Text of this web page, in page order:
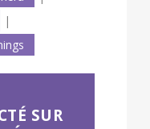
|
SUR